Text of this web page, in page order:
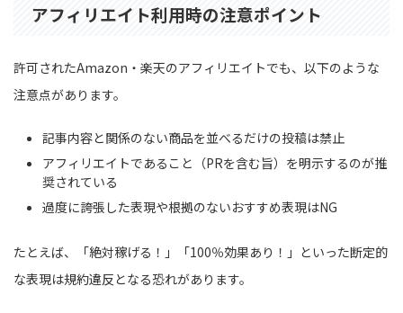
アフィリエイト利用時の注意ポイント
許可されたAmazon・楽天のアフィリエイトでも、以下のような
注意点があります。
記事内容と関係のない商品を並べるだけの投稿は禁止
アフィリエイトであること（PRを含む旨）を明示するのが推
奨されている
過度に誇張した表現や根拠のないおすすめ表現はNG
たとえば、「絶対稼げる！」「100％効果あり！」といった断定的
な表現は規約違反となる恐れがあります。